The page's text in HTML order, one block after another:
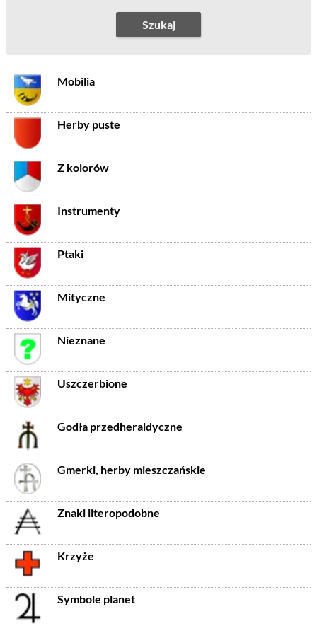
Szukaj
Mobilia
Herby puste
Z kolorów
Instrumenty
Ptaki
Mityczne
Nieznane
Uszczerbione
Godła przedheraldyczne
Gmerki, herby mieszczańskie
Znaki literopodobne
Krzyże
Symbole planet